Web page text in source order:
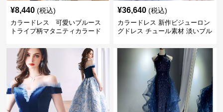
¥8,440 (税込)
カラードレス 可愛いブルース
トライプ柄マタニティカラード
¥36,640 (税込)
カラードレス 新作ビジューロン
グドレス チュール素材 淡いブル